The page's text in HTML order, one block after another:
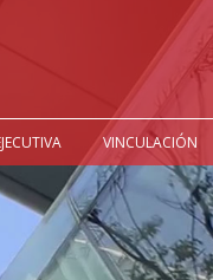
VINCULACIÓN